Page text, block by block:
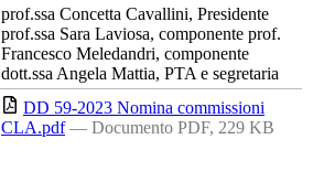
prof.ssa Concetta Cavallini, Presidente
prof.ssa Sara Laviosa, componente prof.
Francesco Meledandri, componente
dott.ssa Angela Mattia, PTA e segretaria
DD 59-2023 Nomina commissioni
CLA.pdf — Documento PDF, 229 KB